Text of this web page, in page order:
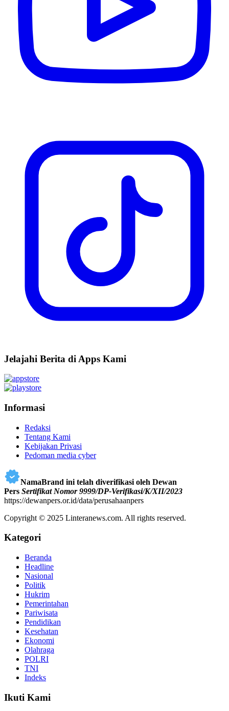
Jelajahi Berita di Apps Kami
Informasi
Redaksi
Tentang Kami
Kebijakan Privasi
Pedoman media cyber
NamaBrand ini telah diverifikasi oleh Dewan
Pers Sertifikat Nomor 9999/DP-Verifikasi/K/XII/2023
https://dewanpers.or.id/data/perusahaanpers
Copyright © 2025 Linteranews.com. All rights reserved.
Kategori
Beranda
Headline
Nasional
Politik
Hukrim
Pemerintahan
Pariwisata
Pendidikan
Kesehatan
Ekonomi
Olahraga
POLRI
TNI
Indeks
Ikuti Kami